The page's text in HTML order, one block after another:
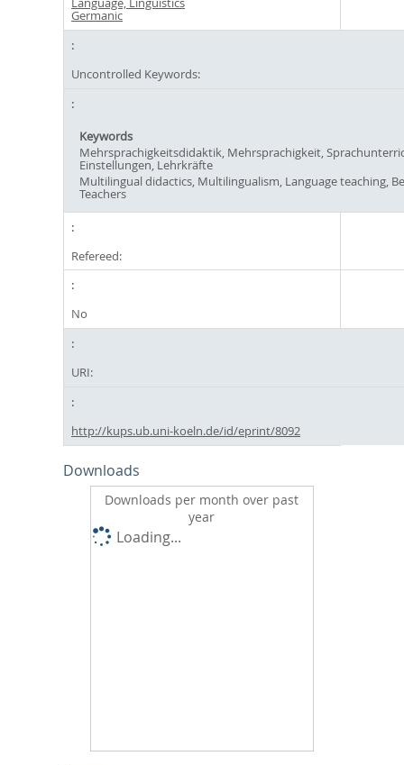
Germanic
Uncontrolled Keywords:
Keywords
Mehrsprachigkeitsdidaktik, Mehrsprachigkeit,
Einstellungen, Lehrkräfte
Multilingual didactics, Multilingualism, Language teaching,
Teachers
Refereed:
No
URI:
http://kups.ub.uni-koeln.de/id/eprint/8092
Downloads
Downloads per month over past
year
Loading...